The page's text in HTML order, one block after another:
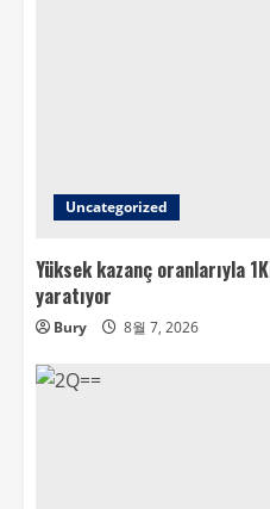
Uncategorized
Yüksek kazanç oranlarıyla
yaratıyor
Bury 8월 7, 2026